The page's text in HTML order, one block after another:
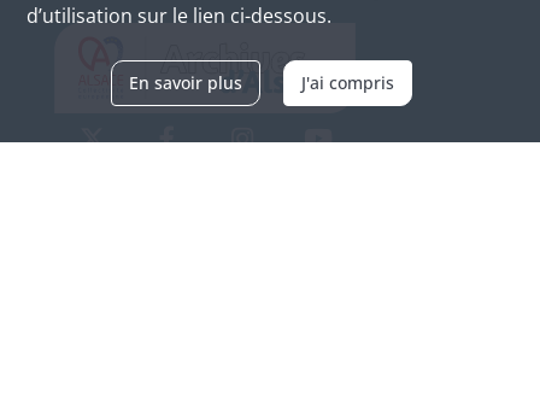
d’utilisation sur le lien ci-dessous.
En savoir plus J'ai compris